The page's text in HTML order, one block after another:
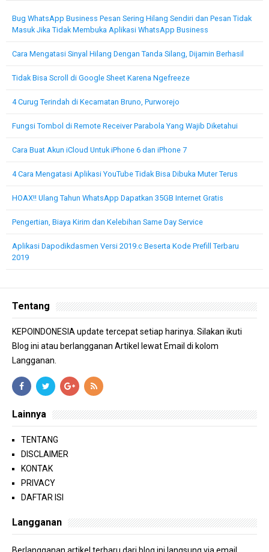
Bug WhatsApp Business Pesan Sering Hilang Sendiri dan Pesan Tidak
Masuk Jika Tidak Membuka Aplikasi WhatsApp Business
Cara Mengatasi Sinyal Hilang Dengan Tanda Silang, Dijamin Berhasil
Tidak Bisa Scroll di Google Sheet Karena Ngefreeze
4 Curug Terindah di Kecamatan Bruno, Purworejo
Fungsi Tombol di Remote Receiver Parabola Yang Wajib Diketahui
Cara Buat Akun iCloud Untuk iPhone 6 dan iPhone 7
4 Cara Mengatasi Aplikasi YouTube Tidak Bisa Dibuka Muter Terus
HOAX!! Ulang Tahun WhatsApp Dapatkan 35GB Internet Gratis
Pengertian, Biaya Kirim dan Kelebihan Same Day Service
Aplikasi Dapodikdasmen Versi 2019.c Beserta Kode Prefill Terbaru
2019
Tentang
KEPOINDONESIA update tercepat setiap harinya. Silakan ikuti
Blog ini atau berlangganan Artikel lewat Email di kolom
Langganan.
Lainnya
TENTANG
DISCLAIMER
KONTAK
PRIVACY
DAFTAR ISI
Langganan
Berlangganan artikel terbaru dari blog ini langsung via email.